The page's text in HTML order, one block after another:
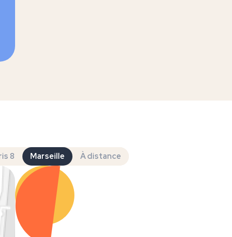
8 Marseille À distance